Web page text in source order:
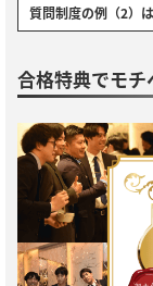
質問制度の例（2）
合格特典でモ